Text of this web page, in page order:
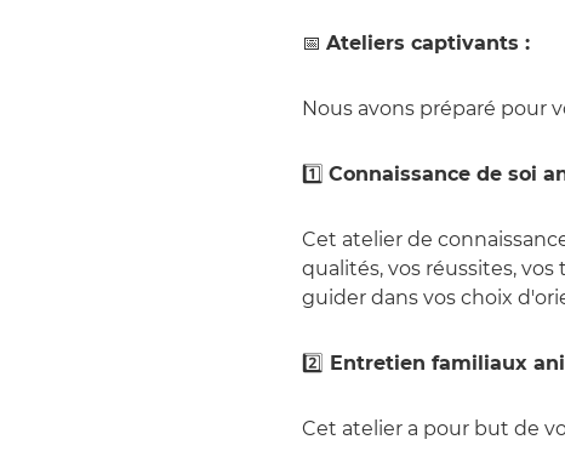
📅 Ateliers captivants :
Nous avons préparé pour
1️⃣ Connaissance de soi
Cet atelier de
qualités, vos réussites,
guider dans vos choix
2️⃣ Entretien familiaux
Cet atelier a pour but de